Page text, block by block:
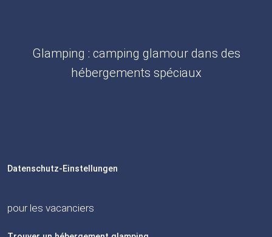
Glamping : camping glamour dans des
hébergements spéciaux
Datenschutz-Einstellungen
pour les vacanciers